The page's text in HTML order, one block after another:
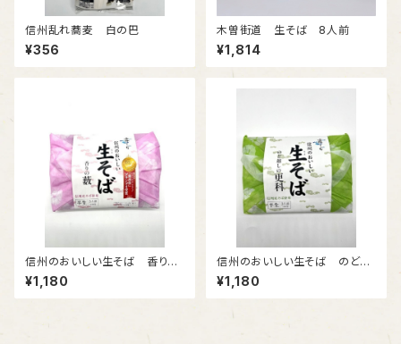
信州乱れ蕎麦 白の巴
¥356
木曽街道 生そば 8人前
¥1,814
信州のおいしい生そば 香りの
藪 【半生そば】めんつゆ付
¥1,180
信州のおいしい生そば のど越
しの更科 【半生そば】めんつゆ
付
¥1,180